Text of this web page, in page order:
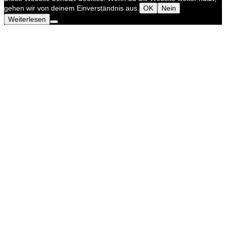
gehen wir von deinem Einverständnis aus. OK
Nein
Weiterlesen